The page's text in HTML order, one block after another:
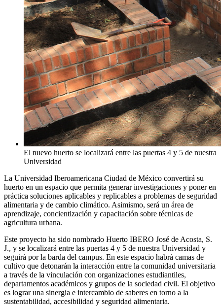
El nuevo huerto se localizará entre las puertas 4 y 5 de nuestra
Universidad
La Universidad Iberoamericana Ciudad de México convertirá su
huerto en un espacio que permita generar investigaciones y poner en
práctica soluciones aplicables y replicables a problemas de seguridad
alimentaria y de cambio climático. Asimismo, será un área de
aprendizaje, concientización y capacitación sobre técnicas de
agricultura urbana.
Este proyecto ha sido nombrado Huerto IBERO José de Acosta, S.
J., y se localizará entre las puertas 4 y 5 de nuestra Universidad y
seguirá por la barda del campus. En este espacio habrá camas de
cultivo que detonarán la interacción entre la comunidad universitaria
a través de la vinculación con organizaciones estudiantiles,
departamentos académicos y grupos de la sociedad civil. El objetivo
es lograr una sinergia e intercambio de saberes en torno a la
sustentabilidad, accesibilidad y seguridad alimentaria.